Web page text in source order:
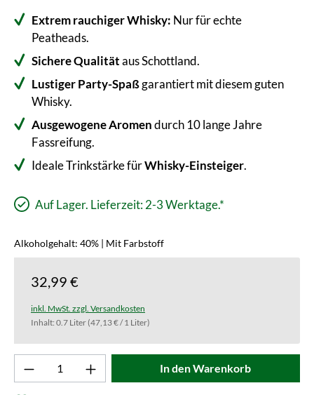
Extrem rauchiger Whisky: Nur für echte
Peatheads.
SichereQualitätaus Schottland.
Lustiger Party-Spaßgarantiert mit diesem guten
Whisky.
Ausgewogene Aromendurch 10 lange Jahre
Fassreifung.
Ideale Trinkstärke fürWhisky-Einsteiger.
Auf Lager. Lieferzeit: 2-3 Werktage.*
Alkoholgehalt: 40% | Mit Farbstoff
32,99 €
inkl. MwSt. zzgl. Versandkosten
Inhalt: 0.7 Liter(47,13 € / 1 Liter)
Produkt Anzahl: Gib den gewünschten
In den Warenkorb